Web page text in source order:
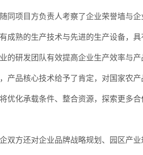
项目方负责人考察了企业荣誉墙与企
成熟的生产技术与先进的生产设备，
的研发团队有效提高企业生产效率与
产品核心技术给予了肯定，对国家农
优化承载条件、整合资源，探索更多合
方还对企业品牌战略规划、园区产业